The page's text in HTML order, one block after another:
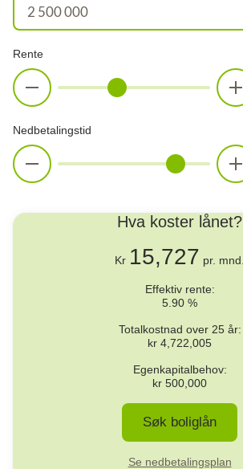
Rente
Nedbetalingstid
Hva koster lånet?
Kr 15,727 pr. mnd.
Effektiv rente:
5.90 %
Totalkostnad over 25år:
kr 4,722,005
Egenkapitalbehov:
kr 500,000
Søk boliglån
Se nedbetalingsplan